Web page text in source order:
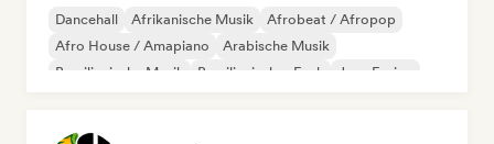
Dancehall Afrikanische Musik
Afrobeat / Afropop
Afro House / Amapiano
Arabische Musik
Brasilianische Musik
Brasilianischer Funk Jazz-Fusion